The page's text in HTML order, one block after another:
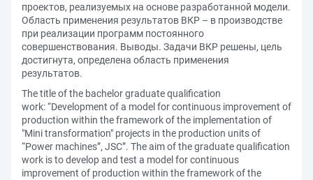
проектов, реализуемых на основе разработанной модели.
Область применения результатов ВКР – в производстве
при реализации программ постоянного
совершенствования. Выводы. Задачи ВКР решены, цель
достигнута, определена область применения
результатов.
The title of the bachelor graduate qualification
work: “Development of a model for continuous improvement of
production within the framework of the implementation of
"Mini transformation" projects in the production units of
“Power machines”, JSC”. The aim of the graduate qualification
work is to develop and test a model for continuous
improvement of production within the framework of the